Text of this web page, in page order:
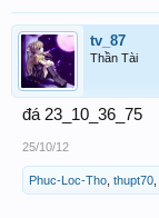
tv_87
Thần Tài
đá 23_10_36_75
25/10/12
Phuc-Loc-Tho thupt70